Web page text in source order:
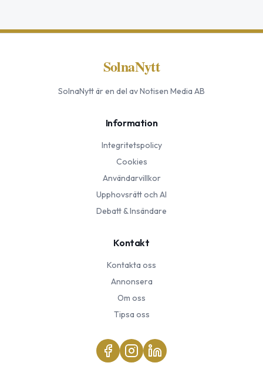
SolnaNytt
SolnaNyttär en del av Notisen Media AB
Information
Integritetspolicy
Cookies
Användarvillkor
Upphovsrätt och AI
Debatt & Insändare
Kontakt
Kontakta oss
Annonsera
Om oss
Tipsa oss